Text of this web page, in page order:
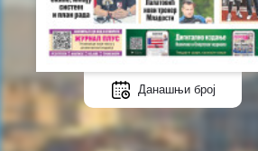
Данашњи број